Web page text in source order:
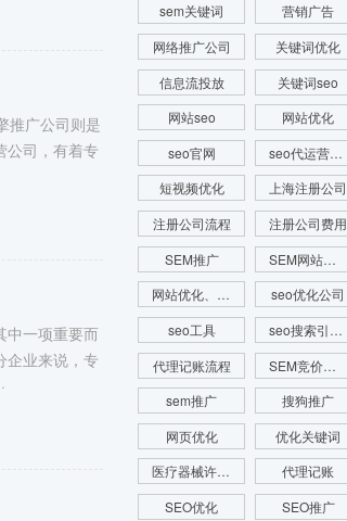
推广公司则是
公司，有着专
中一项重要而
企业来说，专
sem关键词
营销广告
网络推广公司
关键词优化
信息流投放
关键词seo
网站seo
网站优化
seo官网
seo代运营公司
短视频优化
上海注册公司
注册公司流程
注册公司费用
SEM推广
SEM网站推广
网站优化、SEM推广、SEM托管、关键词推广
seo优化公司
seo工具
seo搜索引擎优化
代理记账流程
SEM竞价推广
sem推广
搜狗推广
网页优化
优化关键词
医疗器械许可证
代理记账
SEO优化
SEO推广